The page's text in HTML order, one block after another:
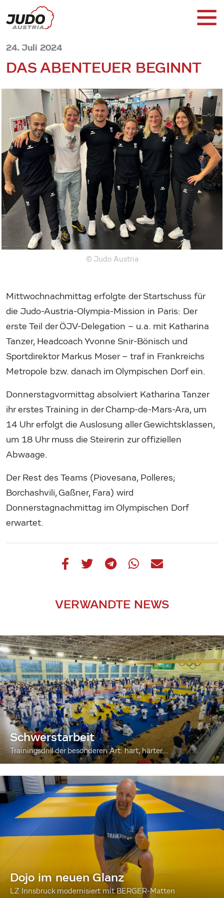
24. Juli 2024
DAS ABENTEUER BEGINNT
© Judo Austria
Mittwochnachmittag erfolgte der Startschuss für
die Judo-Austria-Olympia-Mission in Paris: Der
erste Teil der ÖJV-Delegation – u.a. mit Katharina
Tanzer, Headcoach Yvonne Snir-Bönisch und
Sportdirektor Markus Moser – traf in Frankreichs
Metropole bzw. danach im Olympischen Dorf ein.
Donnerstagvormittag absolviert Katharina Tanzer
ihr erstes Training in der Champ-de-Mars-Ara, um
14 Uhr erfolgt die Auslosung aller Gewichtsklassen,
um 18 Uhr muss die Steirerin zur offiziellen
Abwaage.
Der Rest des Teams (Piovesana, Polleres;
Borchashvili, Gaßner, Fara) wird
Donnerstagnachmittag im Olympischen Dorf
erwartet.
VERWANDTE NEWS
Schwerstarbeit
Trainingsdrill der besonderen Art: hart, härter...
Dojo im neuen Glanz
LZ Innsbruck modernisiert mit BERGER-Matten